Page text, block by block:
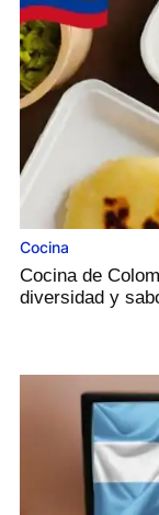
Cocina
Cocina de
diversidad y